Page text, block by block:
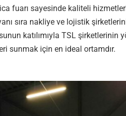
fuarı sayesinde kaliteli
sıra nakliye ve lojistik
katılımıyla TSL şirketlerinin
sunmak için en ideal ortamdır.